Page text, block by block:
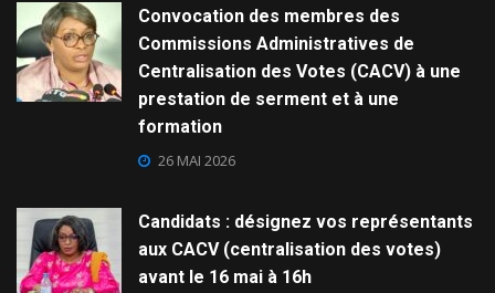
Convocation des membres des
Commissions Administratives de
Centralisation des Votes (CACV) à une
prestation de serment et à une
formation
26 MAI 2026
Candidats : désignez vos représentants
aux CACV (centralisation des votes)
avant le 16 mai à 16h